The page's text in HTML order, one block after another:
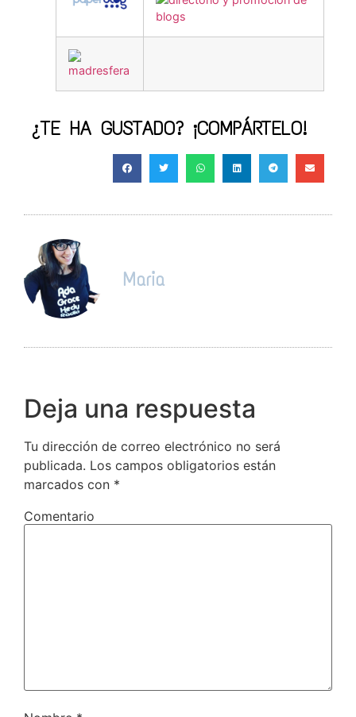
¿TE HA GUSTADO? ¡COMPÁRTELO!
Maria
Deja una respuesta
Tu dirección de correo electrónico no será
publicada. Los campos obligatorios están
marcados con *
Comentario